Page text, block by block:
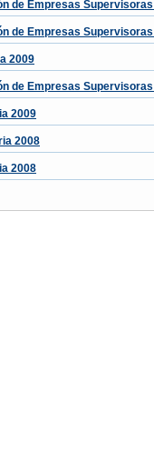
de Empresas
de Empresas
2009
de Empresas
2009
2008
2008